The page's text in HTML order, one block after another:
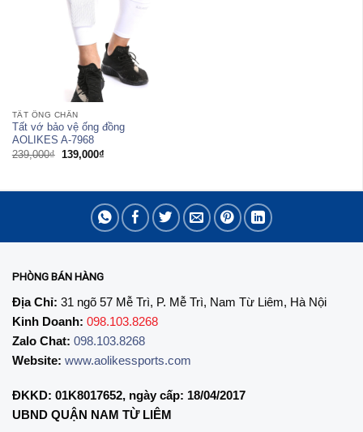
TẤT ỐNG CHÂN
Tất vớ bảo vệ ống đồng
AOLIKES A-7968
239,000₫ Giá
139,000₫Giá
139,000₫.
PHÒNG BÁN HÀNG
Địa Chỉ: 31 ngõ 57 Mễ Trì, P. Mễ Trì, Nam Từ Liêm, Hà Nội
Kinh Doanh: 098.103.8268
Zalo Chat: 098.103.8268
Website: www.aolikessports.com
ĐKKD: 01K8017652, ngày cấp: 18/04/2017
UBND QUẬN NAM TỪ LIÊM